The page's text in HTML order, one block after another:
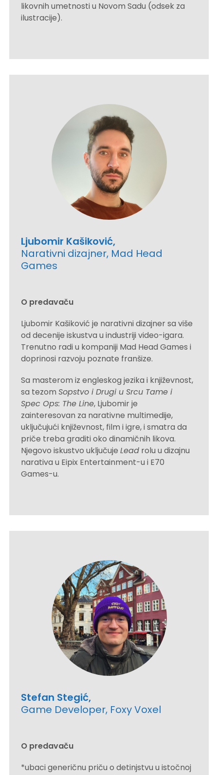
likovnih umetnosti u Novom Sadu (odsek za
ilustracije).
Ljubomir Kašiković,
Narativni dizajner, Mad Head
Games
O predavaču
Ljubomir Kašiković je narativni dizajner sa više
od decenije iskustva u industriji video-igara.
Trenutno radi u kompaniji Mad Head Games i
doprinosi razvoju poznate franšize.
Sa masterom iz engleskog jezika i književnost,
sa tezomSopstvo i Drugi u Srcu Tame i
Spec Ops: The Line, Ljubomir je
zainteresovan za narativne multimedije,
uključujući književnost, film i igre, i smatra da
priče treba graditi oko dinamičnih likova.
Njegovo iskustvo uključujeLead rolu u dizajnu
narativa u Eipix Entertainment-u i E70
Games-u.
Stefan Stegić,
Game Developer, Foxy Voxel
O predavaču
*ubaci generičnu priču o detinjstvu u istočnoj